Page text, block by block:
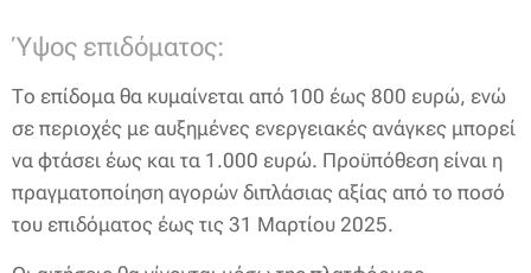
Ύψος επιδόματος:
Το επίδομα θα κυμαίνεται από 100 έως 800 ευρώ, ενώ
σε περιοχές με αυξημένες ενεργειακές ανάγκες μπορεί
να φτάσει έως και τα 1.000 ευρώ. Προϋπόθεση είναι η
πραγματοποίηση αγορών διπλάσιας αξίας από το ποσό
του επιδόματος έως τις 31 Μαρτίου 2025.